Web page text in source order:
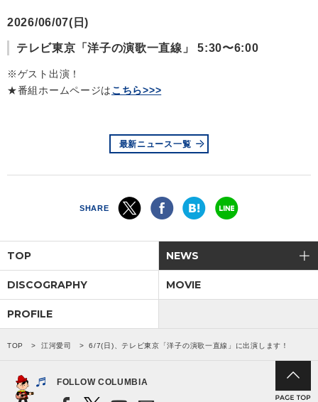
オーディション
直営ショップ
閉じる
2026/06/07(日)
テレビ東京「洋子の演歌一直線」 5:30〜6:00
※ゲスト出演！
★番組ホームページはこちら>>>
最新ニュース一覧
SHARE
TOP NEWS
DISCOGRAPHY MOVIE
PROFILE
TOP 江河愛司 6/7(日)、テレビ東京「洋子の演歌一直線」に出演します！
FOLLOW COLUMBIA